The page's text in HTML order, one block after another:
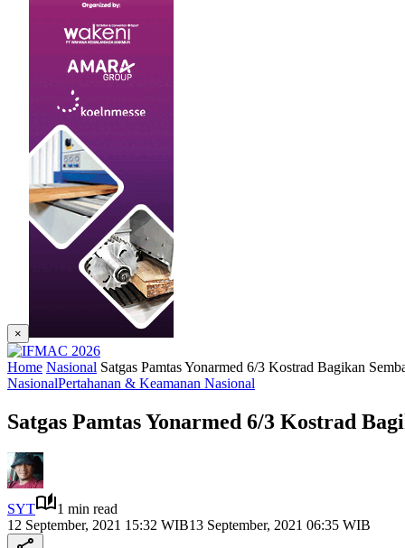
×
Home Nasional Satgas Pamtas Yonarmed 6/3 Kostrad Bagikan
NasionalPertahanan & Keamanan Nasional
Satgas Pamtas Yonarmed 6/3 Kostrad
SYT
1 min read
12 September, 2021 15:32 WIB13 September, 2021 06:35 WIB